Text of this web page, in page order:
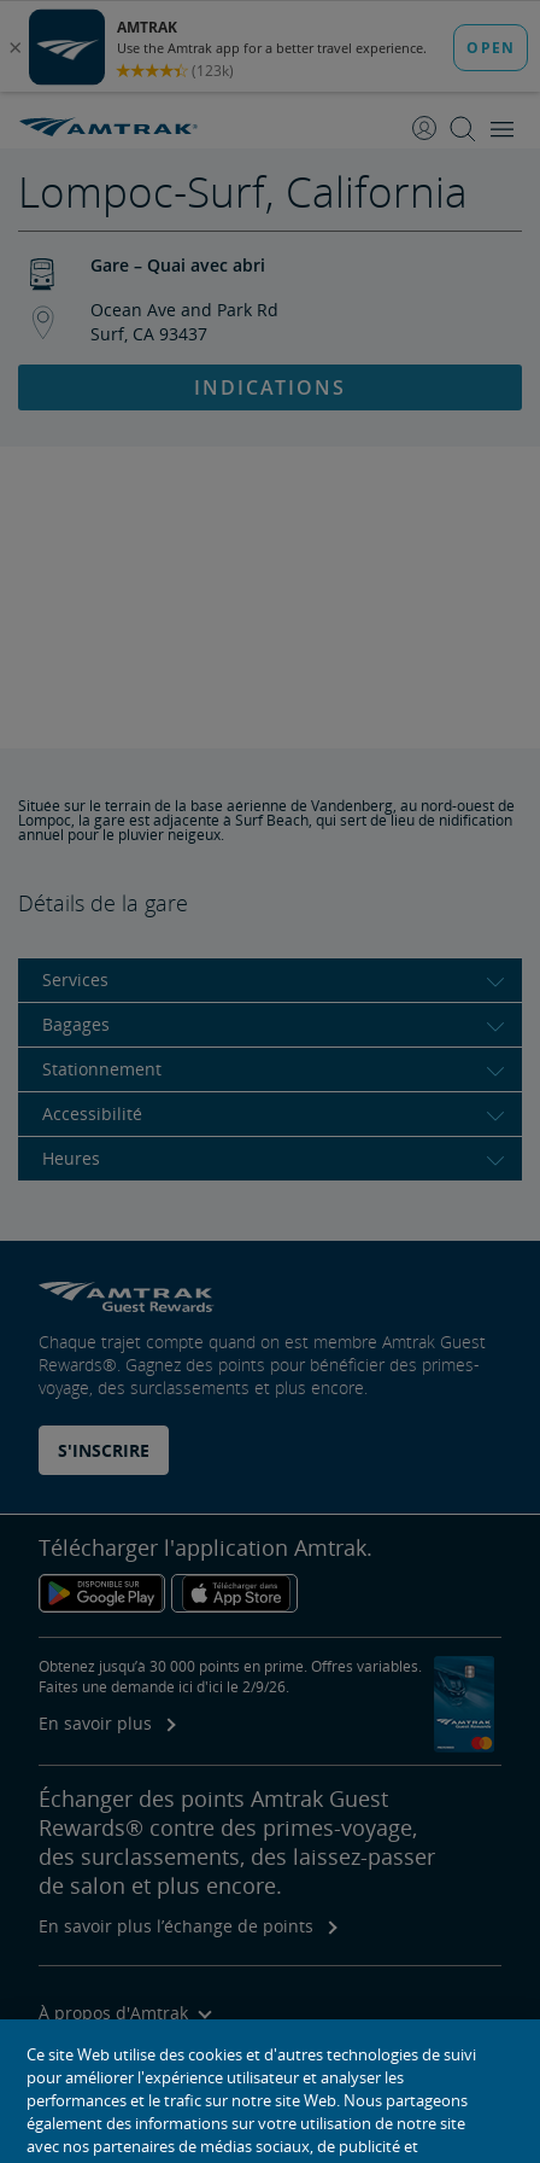
contenu
la
Lompoc-Surf, California
Gare – Quai avec abri
Ocean Ave and Park Rd
Surf, CA 93437
INDICATIONS
Située sur le terrain de la base aérienne de Vandenberg, au nord-ouest de
Lompoc, la gare est adjacente à Surf Beach, qui sert de lieu de nidification
annuel pour le pluvier neigeux.
Détails de la gare
Services
Bagages
Stationnement
Accessibilité
Heures
Chaque trajet compte quand on est membre Amtrak Guest
Rewards®. Gagnez des points pour bénéficier des primes-
voyage, des surclassements et plus encore.
S'INSCRIRE
Télécharger l'application Amtrak.
Obtenez jusqu’à 30 000 points en prime. Offres variables.
Faites une demande ici d'ici le 2/9/26.
En savoir plus
Échanger des points Amtrak Guest
Rewards® contre des primes-voyage,
des surclassements, des laissez-passer
de salon et plus encore.
En savoir plus l’échange de points
À propos d'Amtrak
Voyager avec nous
Outils du site
Ce site Web utilise des cookies et d'autres technologies de suivi
pour améliorer l'expérience utilisateur et analyser les
performances et le trafic sur notre site Web. Nous partageons
également des informations sur votre utilisation de notre site
avec nos partenaires de médias sociaux, de publicité et